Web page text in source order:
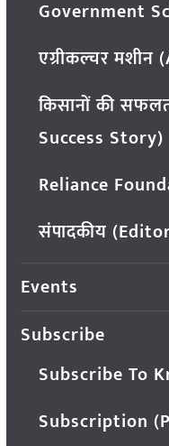
Government
एग्रीकल्चर
किसानों की
Success Story)
Reliance
संपादकीय
Events
Subscribe
Subscribe To
Subscription